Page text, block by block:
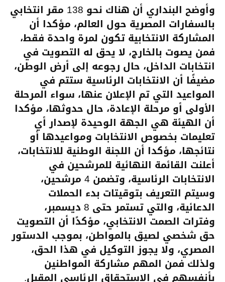
وأوضح البنداري أن هناك نحو 138 مقر انتخابي
بالسفارات المصرية حول العالم، مؤكدا أن
المشاركة الانتخابية تكون لمرة واحدة فقط،
فمن يصوت بالخارج، لا يحق له التصويت في
انتخابات الداخل، حال رجوعه إلى أرض الوطن،
مضيفًا أن الانتخابات الرئاسية ستتم في
المواعيد التي تم الإعلان عنها، سواء المرحلة
الأولى أو مرحلة الإعادة، حال حدوثها، مؤكدا
أن الهيئة هي الجهة الوحيدة لإصدار أي
تعليمات بخصوص الانتخابات ومواعيدها أو
نتائجها، مؤكدا أن اللجنة الوطنية للانتخابات،
أعلنت القائمة النهائية للمرشحين في
الانتخابات الرئاسية، وتضمن 4 مرشحين،
وسيتم التعريف بتوقيتات بدء الحملات
الدعائية، والتي تستمر حتى 8 ديسمبر،
وفترات الصمت الانتخابي، مؤكدًا أن التصويت
حق شخصي لصيق بالمواطن، بموجب الدستور
المصري، ولا يجوز التوكيل في هذا الحق،
ولذلك فمن المهم مشاركة المواطنين
بأنفسهم في الاستحقاق الرئاسي المقبل.